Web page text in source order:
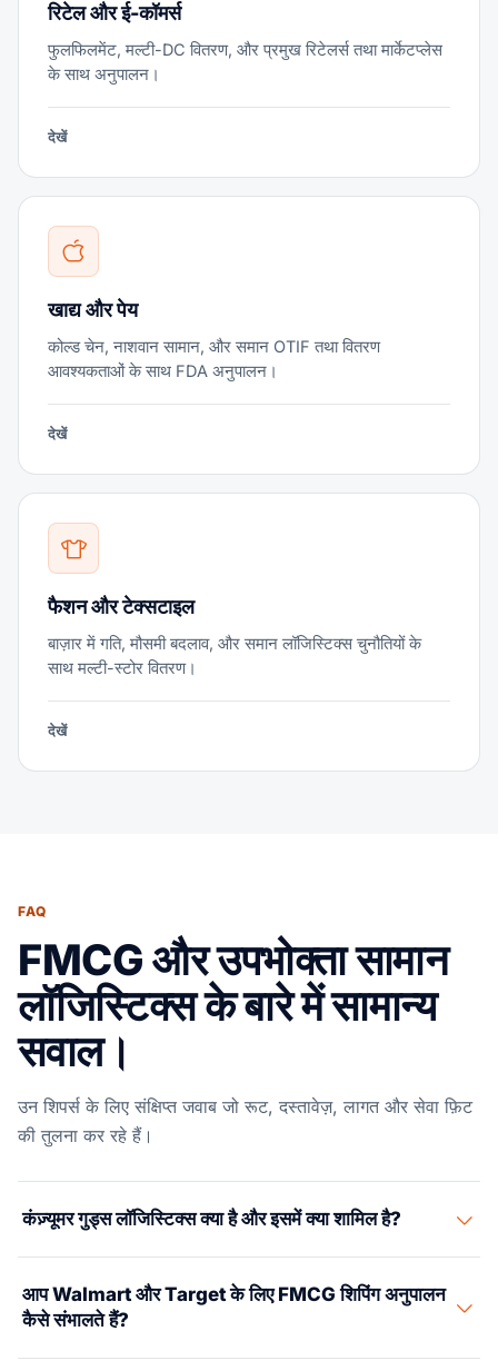
रिटेल और ई-कॉमर्स
फुलफिलमेंट, मल्टी-DC वितरण, और प्रमुख रिटेलर्स तथा मार्केटप्लेस
के साथ अनुपालन।
देखें
खाद्य और पेय
कोल्ड चेन, नाशवान सामान, और समान OTIF तथा वितरण
आवश्यकताओं के साथ FDA अनुपालन।
देखें
फैशन और टेक्सटाइल
बाज़ार में गति, मौसमी बदलाव, और समान लॉजिस्टिक्स चुनौतियों के
साथ मल्टी-स्टोर वितरण।
देखें
FAQ
FMCG और उपभोक्ता सामान
लॉजिस्टिक्स के बारे में सामान्य
सवाल।
उन शिपर्स के लिए संक्षिप्त जवाब जो रूट, दस्तावेज़, लागत और सेवा फ़िट
की तुलना कर रहे हैं।
कंज़्यूमर गुड्स लॉजिस्टिक्स क्या है और इसमें क्या शामिल है?
है — तेज़ी से बिकने वाले उपभोक्ता उत्पादों के लिए वैश्विक फ्रेट, कस्टम्स
क्लियरेंस, भंडारण और लास्ट-माइल डिलीवरी को कवर करता है. इसका
आप Walmart और Target के लिए FMCG शिपिंग अनुपालन
कैसे संभालते हैं?